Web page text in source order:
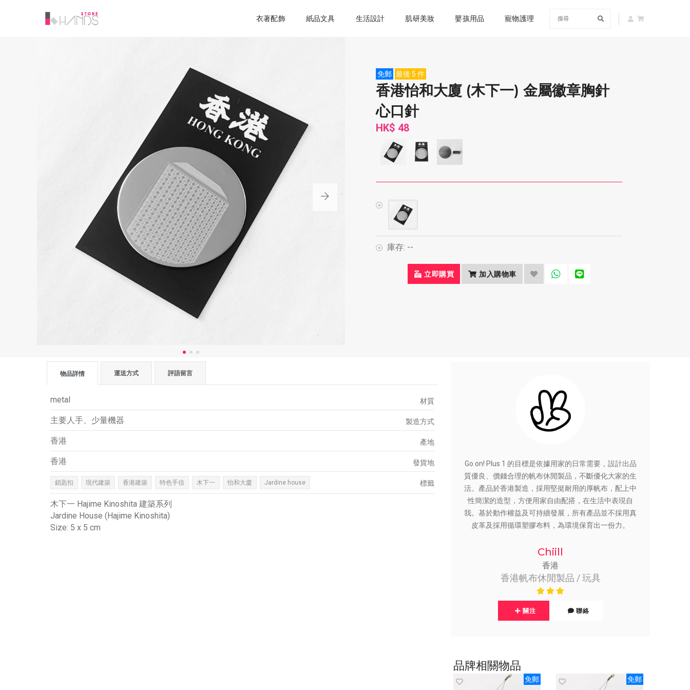
衣著配飾 紙品文具 生活設計 肌研美妝 嬰孩用品 寵物護理
免郵 最後 5 件
香港怡和大廈 (木下一) 金屬徽章胸針
心口針
HK$ 48
庫存: --
立即購買 加入購物車
物品詳情 運送方式 評語留言
材質
metal
製造方式
主要人手、少量機器
產地
香港
發貨地
香港
標籤
鎖匙扣 現代建築 香港建築 特色手信 木下一 怡和大廈 Jardine house
木下一 Hajime Kinoshita 建築系列
Jardine House (Hajime Kinoshita)
Size: 5 x 5 cm
Go on! Plus 1 的目標是依據用家的日常需要，設計出品
質優良、價錢合理的帆布休閒製品，不斷優化大家的生
活。產品於香港製造，採用堅挺耐用的厚帆布，配上中
性簡潔的造型，方便用家自由配搭，在生活中表現自
我。基於動作權益及可持續發展，所有產品並不採用真
皮革及採用循環塑膠布料，為環境保育出一份力。
Chiill
香港
香港帆布休閒製品 / 玩具
關注 聯絡
品牌相關物品
免郵 免郵